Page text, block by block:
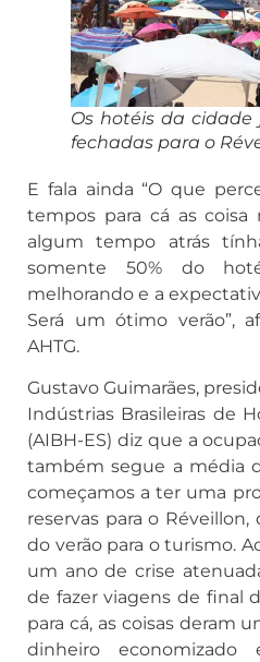
Os hotéis da
fechadas para o
E fala ainda “O que
tempos para cá as coisa
algum tempo atrás
somente 50% do
melhorando e a
Será um ótimo verão”,
AHTG.
Gustavo Guimarães,
Indústrias Brasileiras de
(AIBH-ES) diz que a
também segue a média
começamos a ter uma
reservas para o
do verão para o turismo.
um ano de crise
de fazer viagens de final
para cá, as coisas deram
dinheiro